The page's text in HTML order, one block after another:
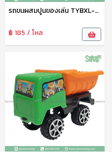
รถขนผสมปูนของเล่น TYBXL-31014ABCD Zonertoy
฿ 185 / โหล